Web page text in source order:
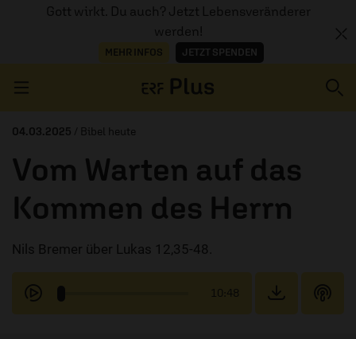
Gott wirkt. Du auch? Jetzt Lebensveränderer
werden!
MEHR INFOS JETZT SPENDEN
AUDIOTHEK
PROGRAMM
MITMACHEN
04.03.2025 / Bibel heute
Vom Warten auf das
Kommen des Herrn
Nils Bremer über Lukas 12,35-48.
10:48